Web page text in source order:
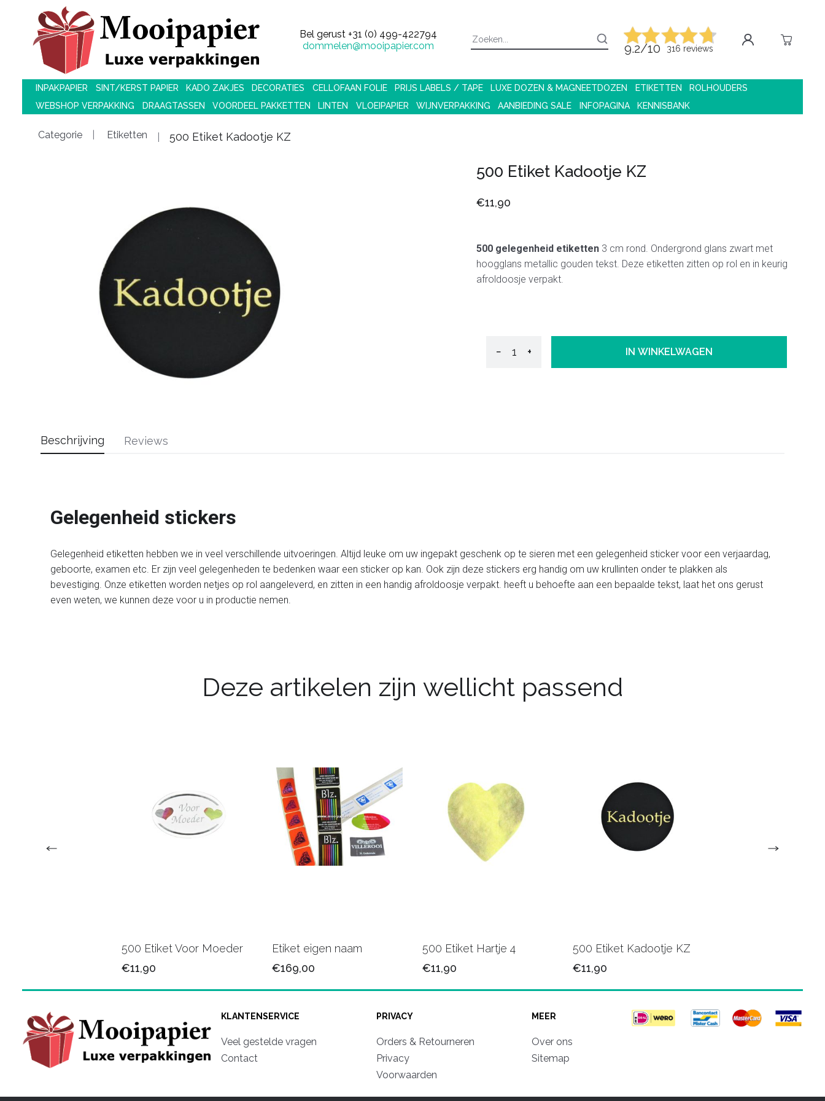
Bel gerust +31 (0) 499-422794
dommelen@mooipapier.com
9.2/10 316 reviews
INPAKPAPIER SINT/KERST PAPIER KADO ZAKJES DECORATIES CELLOFAAN FOLIE PRIJS LABELS / TAPE LUXE DOZEN & MAGNEETDOZEN ETIKETTEN
ROLHOUDERS
WEBSHOP VERPAKKING
DRAAGTASSEN VOORDEEL PAKKETTEN LINTEN VLOEIPAPIER WIJNVERPAKKING AANBIEDING SALE INFOPAGINA KENNISBANK
Categorie Etiketten 500 Etiket Kadootje KZ
500 Etiket Kadootje KZ
€11,90
500 gelegenheid etiketten 3 cm rond. Ondergrond glans zwart met
hoogglans metallic gouden tekst. Deze etiketten zitten op rol en in keurig
afroldoosje verpakt.
− + IN WINKELWAGEN
Beschrijving
Gelegenheid stickers
Gelegenheid etiketten hebben we in veel verschillende uitvoeringen. Altijd leuke om uw ingepakt geschenk op te sieren met een gelegenheid sticker voor een verjaardag,
geboorte, examen etc. Er zijn veel gelegenheden te bedenken waar een sticker op kan. Ook zijn deze stickers erg handig om uw krullinten onder te plakken als
bevestiging. Onze etiketten worden netjes op rol aangeleverd, en zitten in een handig afroldoosje verpakt. heeft u behoefte aan een bepaalde tekst, laat het ons gerust
even weten, we kunnen deze voor u in productie nemen.
Reviews
Deze artikelen zijn wellicht passend
500 Etiket Voor Moeder
€11,90
Etiket eigen naam
€169,00
500 Etiket Hartje 4
€11,90
500 Etiket Kadootje KZ
€11,90
KLANTENSERVICE
Veel gestelde vragen
Contact
PRIVACY
Orders & Retourneren
Privacy
Voorwaarden
MEER
Over ons
Sitemap